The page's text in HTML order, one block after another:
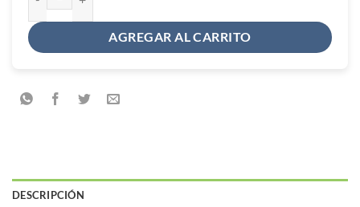
AGREGAR AL CARRITO
DESCRIPCIÓN